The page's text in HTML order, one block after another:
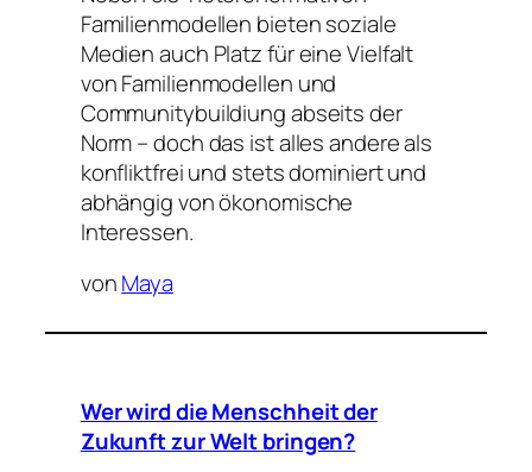
Familienmodellen bieten soziale
Medien auch Platz für eine Vielfalt
von Familienmodellen und
Communitybuildiung abseits der
Norm – doch das ist alles andere als
konfliktfrei und stets dominiert und
abhängig von ökonomische
Interessen.
vonMaya
Wer wird die Menschheit der
Zukunft zur Welt bringen?